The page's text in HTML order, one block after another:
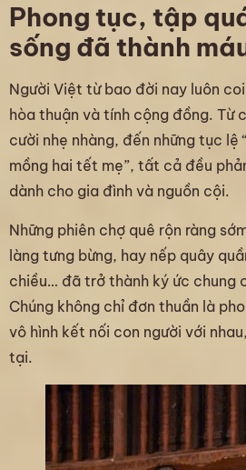
Phong tục, tập
sống đã thành
Người Việt từ bao đời nay luôn
hòa thuận và tính cộng đồng. Từ
cười nhẹ nhàng, đến những tục
mồng hai tết mẹ”, tất cả đều
dành cho gia đình và nguồn cội.
Những phiên chợ quê rộn ràng
làng tưng bừng, hay nếp quây
chiều… đã trở thành ký ức chung
Chúng không chỉ đơn thuần là
vô hình kết nối con người với
tại.